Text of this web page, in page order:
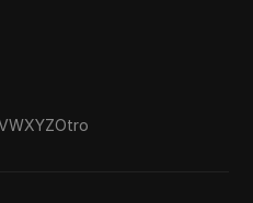
WXYZOtro